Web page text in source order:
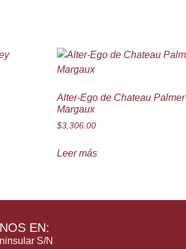
Alter-Ego de Chateau Palmer
Margaux
$3,306.00
Leer más
EN:
S/N